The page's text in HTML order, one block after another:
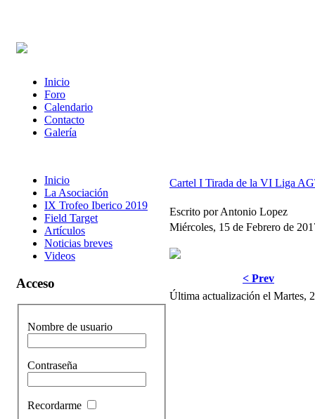
Inicio
Foro
Calendario
Contacto
Galería
Inicio
La Asociación
IX Trofeo Iberico 2019
Field Target
Artículos
Noticias breves
Videos
Acceso
Nombre de usuario
Contraseña
Recordarme
Cartel I Tirada de la VI Liga
Escrito por Antonio Lopez
Miércoles, 15 de Febrero de
< Prev
Última actualización el Martes,